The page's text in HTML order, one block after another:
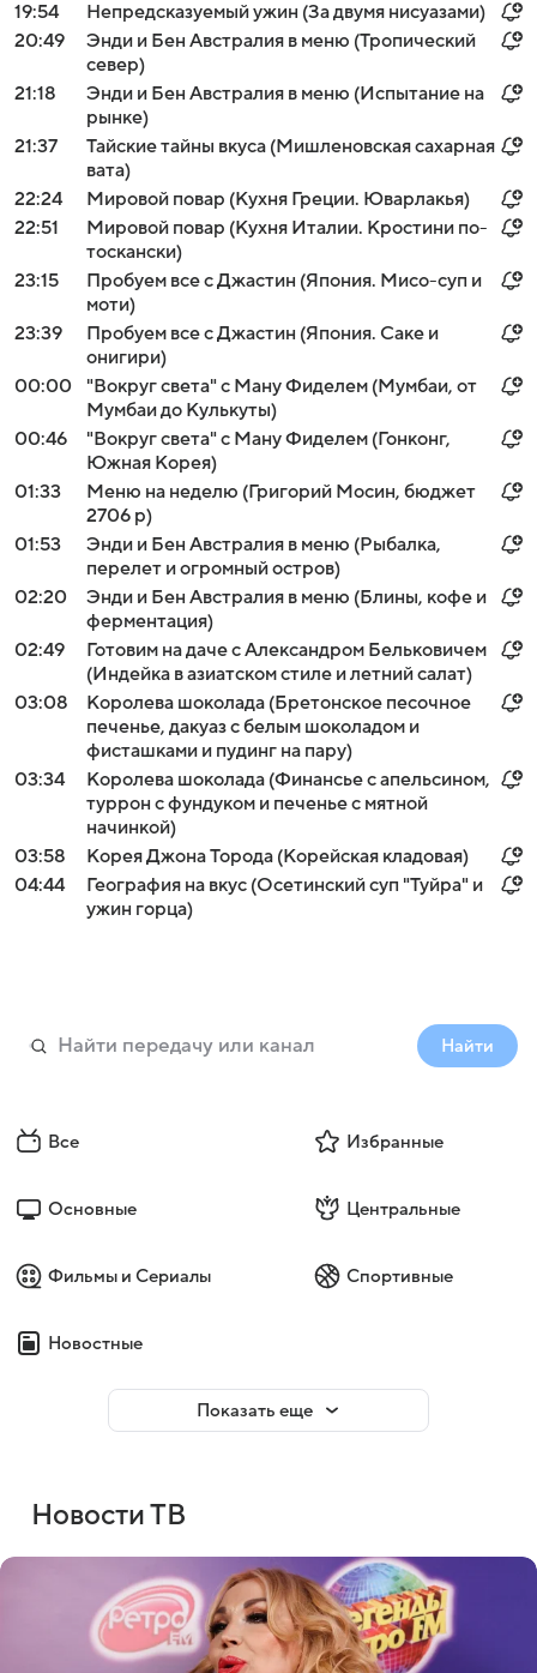
19:54
Непредсказуемый ужин (За двумя нисуазами)
20:49
Энди и Бен Австралия в меню (Тропический
север)
21:18
Энди и Бен Австралия в меню (Испытание на
рынке)
21:37
Тайские тайны вкуса (Мишленовская сахарная
вата)
22:24
Мировой повар (Кухня Греции. Юварлакья)
22:51
Мировой повар (Кухня Италии. Кростини по-
тоскански)
23:15
Пробуем все с Джастин (Япония. Мисо-суп и
моти)
23:39
Пробуем все с Джастин (Япония. Саке и
онигири)
00:00
"Вокруг света" с Ману Фиделем (Мумбаи, от
Мумбаи до Кулькуты)
00:46
"Вокруг света" с Ману Фиделем (Гонконг,
Южная Корея)
01:33
Меню на неделю (Григорий Мосин, бюджет
2706 р)
01:53
Энди и Бен Австралия в меню (Рыбалка,
перелет и огромный остров)
02:20
Энди и Бен Австралия в меню (Блины, кофе и
ферментация)
02:49
Готовим на даче с Александром Бельковичем
(Индейка в азиатском стиле и летний салат)
03:08
Королева шоколада (Бретонское песочное
печенье, дакуаз с белым шоколадом и
фисташками и пудинг на пару)
03:34
Королева шоколада (Финансье с апельсином,
туррон с фундуком и печенье с мятной
начинкой)
03:58
Корея Джона Торода (Корейская кладовая)
04:44
География на вкус (Осетинский суп "Туйра" и
ужин горца)
Найти
Все Избранные
Основные Центральные
Фильмы и Сериалы Спортивные
Новостные
Показать еще
Новости ТВ